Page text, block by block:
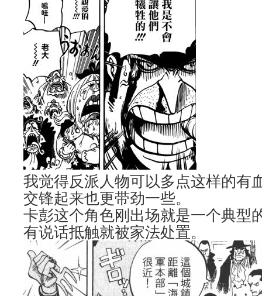
我觉得反派人物可以多点这样的有
交锋起来也更带劲一些。
卡彭这个角色刚出场就是一个典型
有说话抵触就被家法处置。